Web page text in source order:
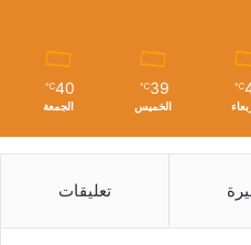
℃
39
℃
الخميس
40
℃
الجمعة
تعليقات